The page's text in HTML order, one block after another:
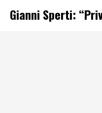
Gianni Sperti: